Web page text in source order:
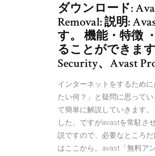
ダウンロード:
Removal: 説明:
す。 機能・特徴
ることができま
Security、Avast
インターネットをするため
たい何？」と疑問に思って
て簡単に解説していきます
した。ですがavastを常駐さ
説ですので、必要なところ
はここから。avast「無料ア